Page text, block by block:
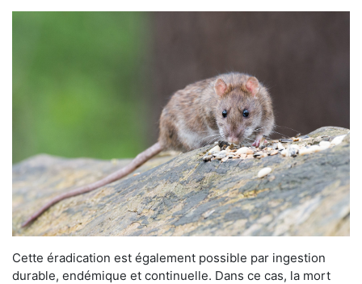
Cette éradication est également possible par ingestion
durable, endémique et continuelle. Dans ce cas, la mort